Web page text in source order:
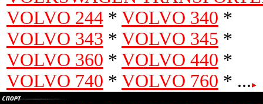
VOLVO 244 * VOLVO 340 *
VOLVO 343 * VOLVO 345 *
VOLVO 360 * VOLVO 440 *
VOLVO 740 * VOLVO 760 * ...